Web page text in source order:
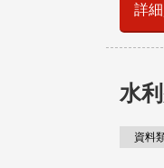
詳
水
資料